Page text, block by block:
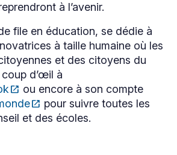
à l’avenir.
file en éducation, se dédie à
à taille humaine où les
et des citoyens du
d’œil à
open_in_new ou encore à son compte
open_in_new pour suivre toutes les
et des écoles.